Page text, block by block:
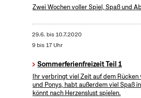
Zwei Wochen voller Spiel, Spaß und
29.6. bis10.7.2020
9 bis 17 Uhr
Sommerferienfreizeit Teil 1
Ihr verbringt viel Zeit auf dem Rücken
und Ponys, habt außerdem viel Spaß
könnt nach Herzenslust spielen.